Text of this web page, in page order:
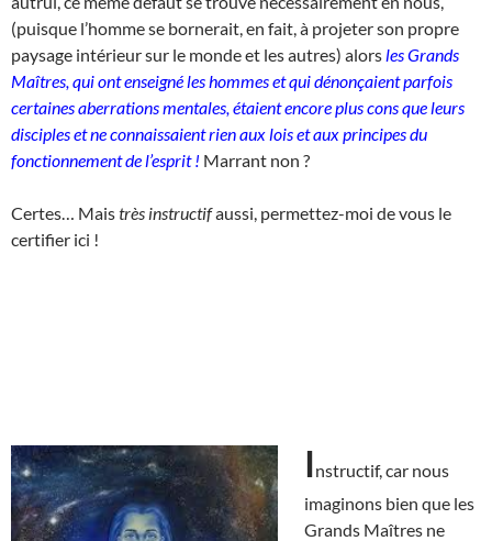
(puisque l’homme se bornerait, en fait, à projeter son propre
paysage intérieur sur le monde et les autres) alors les Grands
Maîtres, qui ont enseigné les hommes et qui dénonçaient parfois
certaines aberrations mentales, étaient encore plus cons que leurs
disciples et ne connaissaient rien aux lois et aux principes du
fonctionnement de l’esprit ! Marrant non ?
Certes… Maistrès instructifaussi, permettez-moi de vous le
certifier ici !
Instructif, car nous
imaginons bien que les
Grands Maîtres ne